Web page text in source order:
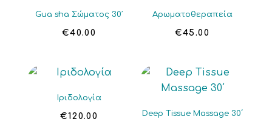
Gua sha Σώματος 30′
€40.00
Αρωματοθεραπεία
€45.00
Ιριδολογία
€120.00 Deep Tissue Massage 30΄